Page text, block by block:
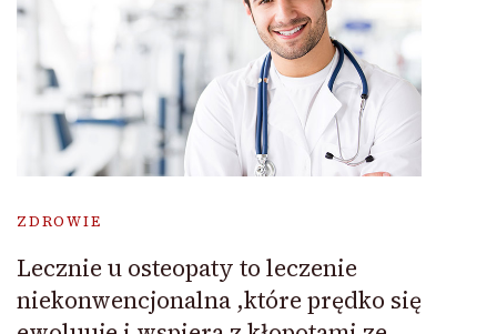
ZDROWIE
Lecznie u osteopaty to leczenie
niekonwencjonalna ,które prędko się